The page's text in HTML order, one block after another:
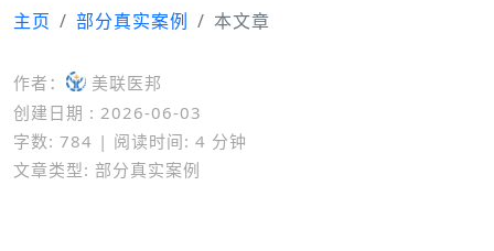
主页 部分真实案例 本文章
作者：
美联医邦
创建日期 : 2026-06-03
字数: 784 | 阅读时间: 4 分钟
文章类型: 部分真实案例